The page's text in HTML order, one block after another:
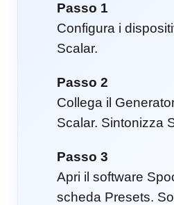
Passo 1
Configura i
Scalar.
Passo 2
Collega il
Scalar. Sintonizza
Passo 3
Apri il software
scheda Presets.